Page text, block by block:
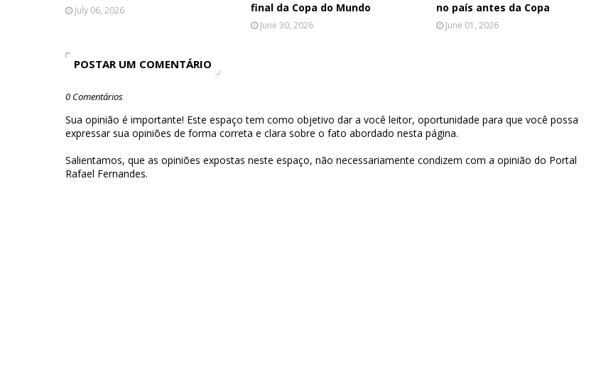
July 06, 2026
final da Copa do Mundo
June 30, 2026
no país antes da Copa
June 01, 2026
POSTAR UM COMENTÁRIO
0 Comentários
Sua opinião é importante! Este espaço tem como objetivo dar a você leitor, oportunidade para que você possa
expressar sua opiniões de forma correta e clara sobre o fato abordado nesta página.
Salientamos, que as opiniões expostas neste espaço, não necessariamente condizem com a opinião do Portal
Rafael Fernandes.